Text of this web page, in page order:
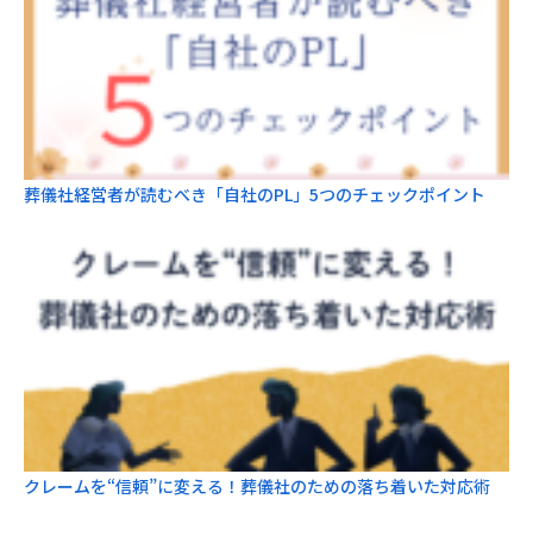
葬儀社経営者が読むべき「自社のPL」5つのチェックポイント
クレームを“信頼”に変える！葬儀社のための落ち着いた対応術